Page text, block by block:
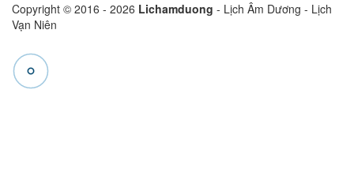
Copyright © 2016 - 2026 Lichamduong - Lịch Âm Dương - Lịch
Vạn Niên